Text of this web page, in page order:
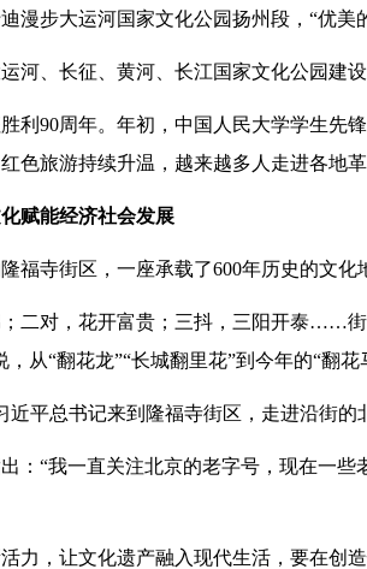
漫步大运河国家文化公园扬州段，“优
河、长征、黄河、长江国家文化公园建
利90周年。年初，中国人民大学学生先
色旅游持续升温，越来越多人走进各地
赋能经济社会发展
福寺街区，一座承载了600年历史的文化
二对，花开富贵；三抖，三阳开泰……
，从“翻花龙”“长城翻里花”到今年的“翻
近平总书记来到隆福寺街区，走进沿街
：“我一直关注北京的老字号，现在一
力，让文化遗产融入现代生活，要在创